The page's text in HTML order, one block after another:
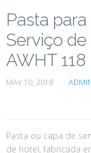
Pasta
Serviço
AWHT 118
MAY 10, 2018
Pasta ou capa de
de hotel, fabricada